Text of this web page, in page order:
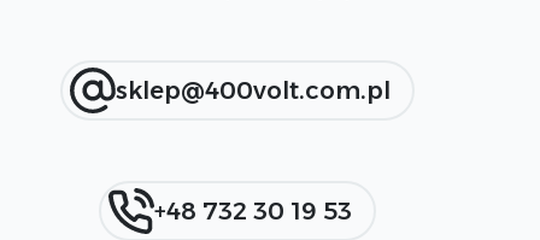
sklep@400volt.com.pl
+48 732 30 19 53